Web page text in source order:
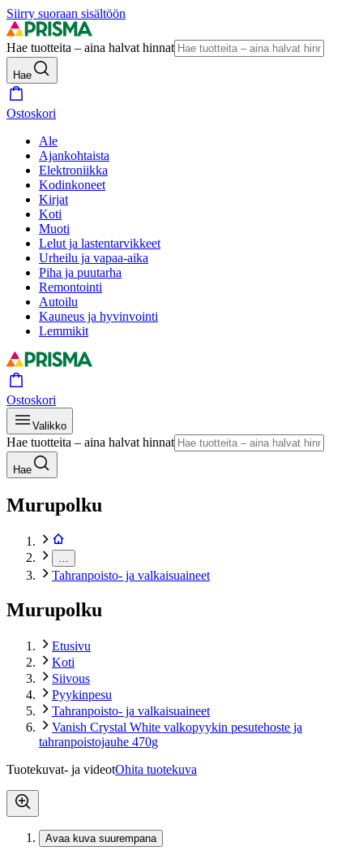
Siirry suoraan sisältöön
Hae tuotteita – aina halvat hinnat
Hae
Ostoskori
Ale
Ajankohtaista
Elektroniikka
Kodinkoneet
Kirjat
Koti
Muoti
Lelut ja lastentarvikkeet
Urheilu ja vapaa-aika
Piha ja puutarha
Remontointi
Autoilu
Kauneus ja hyvinvointi
Lemmikit
Ostoskori
Valikko
Hae tuotteita – aina halvat hinnat
Hae
Murupolku
Tahranpoisto- ja valkaisuaineet
Murupolku
Etusivu
Koti
Siivous
Pyykinpesu
Tahranpoisto- ja valkaisuaineet
Vanish Crystal White valkopyykin pesutehoste ja
tahranpoistojauhe 470g
Tuotekuvat- ja videotOhita tuotekuva
Avaa kuva suurempana